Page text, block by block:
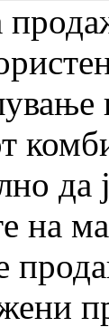
да
на